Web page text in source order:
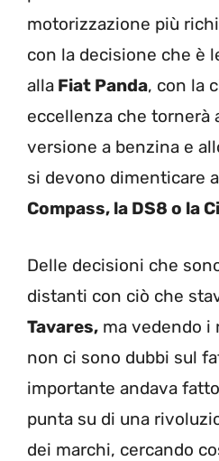
motorizzazione più
con la decisione che è
alla Fiat Panda, con la
eccellenza che tornerà
versione a benzina e
si devono dimenticare
Compass, la DS8 o la
Delle decisioni che
distanti con ciò che
Tavares, ma vedendo i
non ci sono dubbi sul
importante andava
punta su di una
dei marchi, cercando